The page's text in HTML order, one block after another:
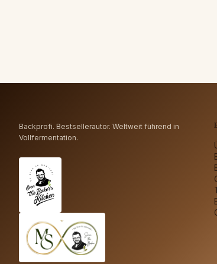
Backprofi. Bestsellerautor. Weltweit führend in
Vollfermentation.